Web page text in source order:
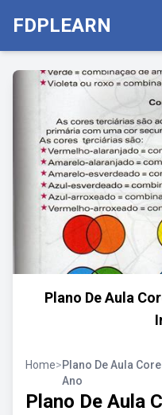
FDPLEARN
Plano De Aula
Home>Plano De Aula
Ano
Plano De Aula